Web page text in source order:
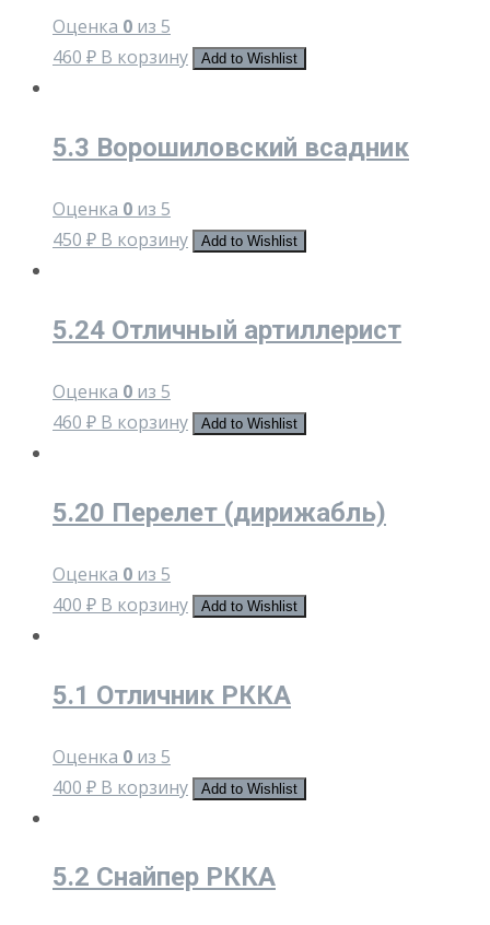
Оценка 0 из 5
460 ₽ В корзину Add to Wishlist
5.3 Ворошиловский всадник
Оценка 0 из 5
450 ₽ В корзину Add to Wishlist
5.24 Отличный артиллерист
Оценка 0 из 5
460 ₽ В корзину Add to Wishlist
5.20 Перелет (дирижабль)
Оценка 0 из 5
400 ₽ В корзину Add to Wishlist
5.1 Отличник РККА
Оценка 0 из 5
400 ₽ В корзину Add to Wishlist
5.2 Снайпер РККА